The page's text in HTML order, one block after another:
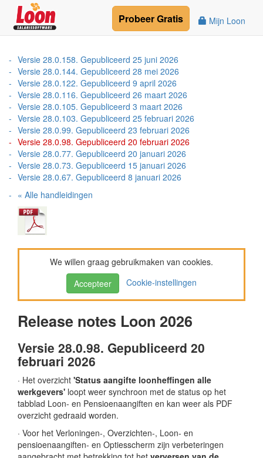
Mijn Loon
ProbeerGratis
Versie 28.0.158. Gepubliceerd 25 juni 2026
Versie 28.0.144. Gepubliceerd 28 mei 2026
Versie 28.0.122. Gepubliceerd 9 april 2026
Versie 28.0.116. Gepubliceerd 26 maart 2026
Versie 28.0.105. Gepubliceerd 3 maart 2026
Versie 28.0.103. Gepubliceerd 25 februari 2026
Versie 28.0.99. Gepubliceerd 23 februari 2026
Versie 28.0.98. Gepubliceerd 20 februari 2026
Versie 28.0.77. Gepubliceerd 20 januari 2026
Versie 28.0.73. Gepubliceerd 15 januari 2026
Versie 28.0.67. Gepubliceerd 8 januari 2026
« Alle handleidingen
We willen graag gebruikmaken van cookies.
Accepteer
Cookie-instellingen
Release notes Loon 2026
Versie 28.0.98. Gepubliceerd 20
februari 2026
· Het overzicht 'Status aangifte loonheffingen alle
werkgevers' loopt weer synchroon met de status op het
tabblad Loon- en Pensioenaangiften en kan weer als PDF
overzicht gedraaid worden.
· Voor het Verloningen-, Overzichten-, Loon- en
pensioenaangiften- en Optiesscherm zijn verbeteringen